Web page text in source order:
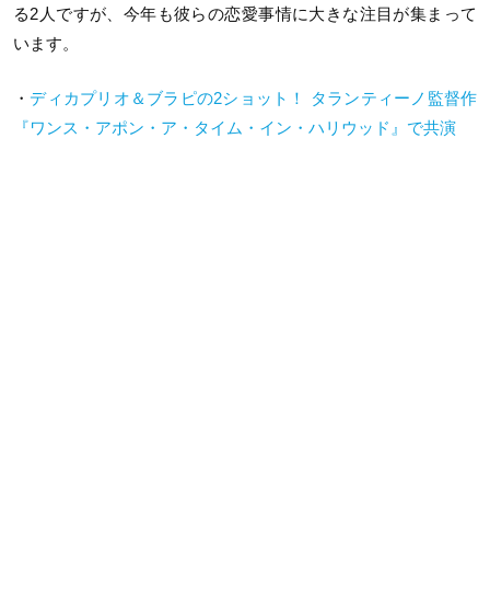
る2人ですが、今年も彼らの恋愛事情に大きな注目が集まって
います。
・ ディカプリオ＆ブラピの2ショット！ タランティーノ監督作
『ワンス・アポン・ア・タイム・イン・ハリウッド』で共演